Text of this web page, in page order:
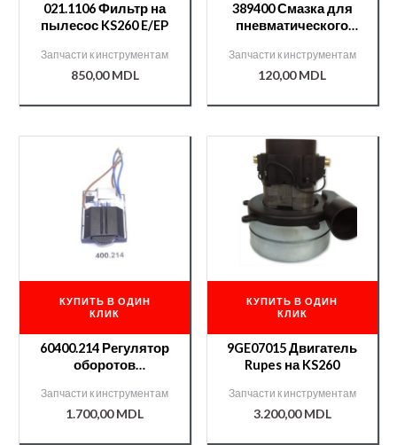
021.1106 Фильтр на
пылесос KS260 E/EP
Запчасти к инструментам
850,00MDL
389400 Смазка для
пневматического
PNT 30 30мл
Запчасти к инструментам
120,00MDL
КУПИТЬ В ОДИН
КЛИК
60400.214 Регулятор
оборотов
Запчасти к инструментам
1.700,00MDL
КУПИТЬ В ОДИН
КЛИК
9GE07015 Двигатель
Rupes на KS260
Запчасти к инструментам
3.200,00MDL